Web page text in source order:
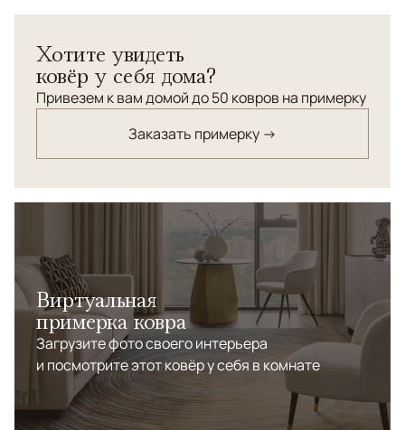
УзорыРастительный
Хотите увидеть
ковёр у себя дома?
Привезем к вам домой до 50 ковров на примерку
Заказать примерку →
Виртуальная
примерка ковра
Загрузите фото своего интерьера
и посмотрите этот ковёр у себя в комнате